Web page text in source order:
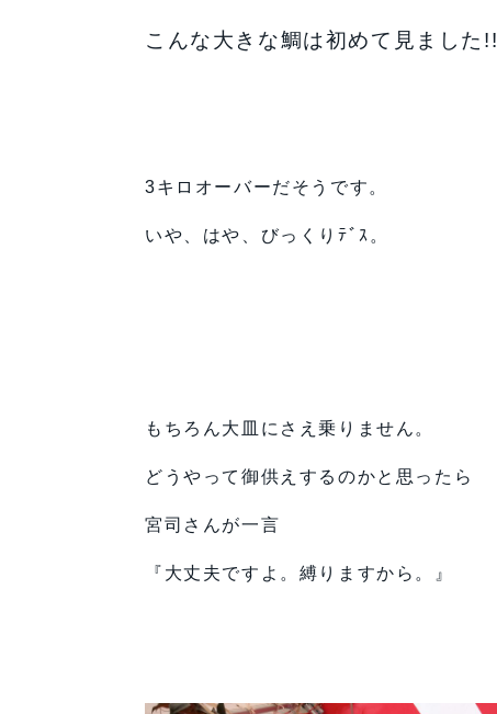
こんな大きな鯛は初めて見ました!!
3キロオーバーだそうです。
いや、はや、びっくりﾃﾞｽ。
もちろん大皿にさえ乗りません。
どうやって御供えするのかと思ったら
宮司さんが一言
『大丈夫ですよ。縛りますから。』